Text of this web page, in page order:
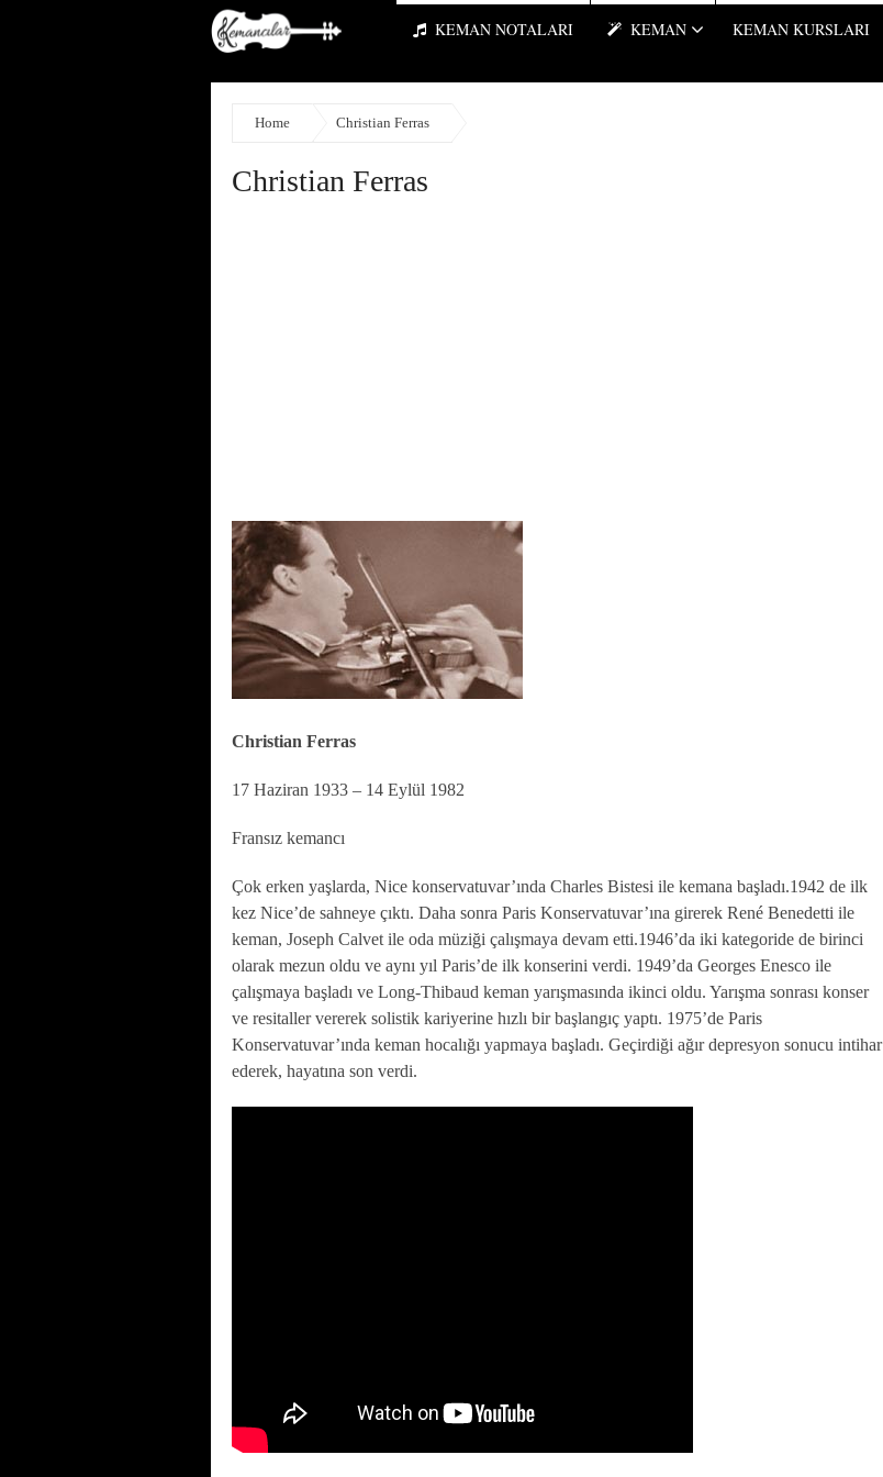
KEMAN NOTALARI KEMAN KEMAN KURSLARI
Home Christian Ferras
Christian Ferras
Christian Ferras
17 Haziran 1933 – 14 Eylül 1982
Fransız kemancı
Çok erken yaşlarda, Nice konservatuvar’ında Charles Bistesi ile kemana başladı.1942 de ilk
kez Nice’de sahneye çıktı. Daha sonra Paris Konservatuvar’ına girerek René Benedetti ile
keman, Joseph Calvet ile oda müziği çalışmaya devam etti.1946’da iki kategoride de birinci
olarak mezun oldu ve aynı yıl Paris’de ilk konserini verdi. 1949’da Georges Enesco ile
çalışmaya başladı ve Long-Thibaud keman yarışmasında ikinci oldu. Yarışma sonrası konser
ve resitaller vererek solistik kariyerine hızlı bir başlangıç yaptı. 1975’de Paris
Konservatuvar’ında keman hocalığı yapmaya başladı. Geçirdiği ağır depresyon sonucu intihar
ederek, hayatına son verdi.